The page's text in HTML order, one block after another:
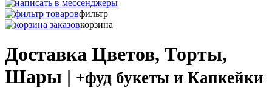
фильтр
корзина
Доставка Цветов, Торты,
Шары | +фуд букеты и Капкейки